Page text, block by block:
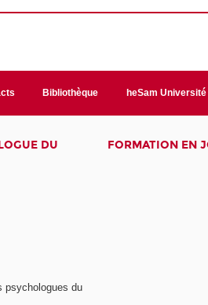
Bibliothèque heSam Université
DU
psychologues du
FORMATION EN